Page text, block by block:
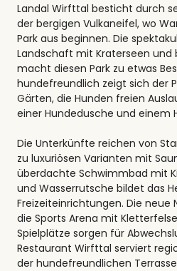
Landal Wirfttal besticht durch
der bergigen Vulkaneifel, wo
Park aus beginnen. Die
Landschaft mit Kraterseen und
macht diesen Park zu etwas
hundefreundlich zeigt sich der
Gärten, die Hunden freien
einer Hundedusche und einem
Die Unterkünfte reichen von
zu luxuriösen Varianten mit
überdachte Schwimmbad mit
und Wasserrutsche bildet das
Freizeiteinrichtungen. Die neue
die Sports Arena mit
Spielplätze sorgen für
Restaurant Wirfttal serviert
der hundefreundlichen